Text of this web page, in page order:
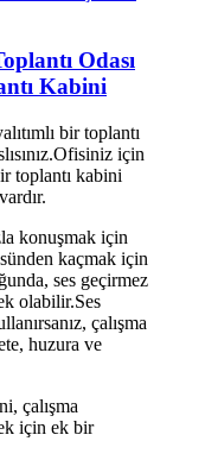
Odası
Kabini
bir toplantı
için
toplantı kabini
konuşmak için
kaçmak için
ses geçirmez
olabilir.Ses
çalışma
huzura ve
çalışma
için ek bir